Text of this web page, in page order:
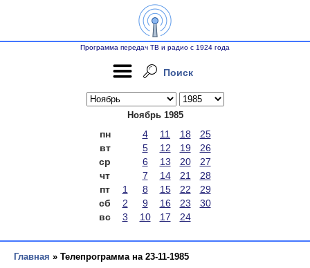
Программа передач ТВ и радио с 1924 года
Поиск
Ноябрь 1985
пн 4 11 18
25
вт
5 12 19
26
ср
6 13 20
27
чт
7 14 21
28
пт
1 8 15 22
29
сб
2 9 16 23
30
вс
3 10 17 24
Главная » Телепрограмма на 23-11-1985